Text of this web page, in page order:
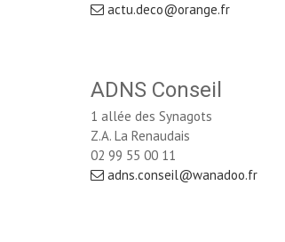
actu.deco@orange.fr
ADNS Conseil
1 allée des Synagots
Z.A. La Renaudais
02 99 55 00 11
adns.conseil@wanadoo.fr